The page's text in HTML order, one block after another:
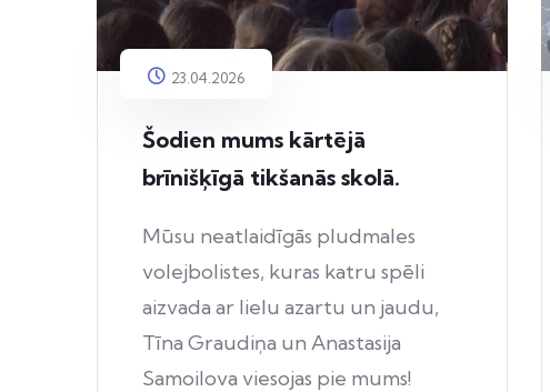
23.04.2026
Šodien mums kārtējā
brīnišķīgā tikšanās skolā.
Mūsu neatlaidīgās pludmales
volejbolistes, kuras katru spēli
aizvada ar lielu azartu un jaudu,
Tīna Graudiņa un Anastasija
Samoilova viesojas pie mums!